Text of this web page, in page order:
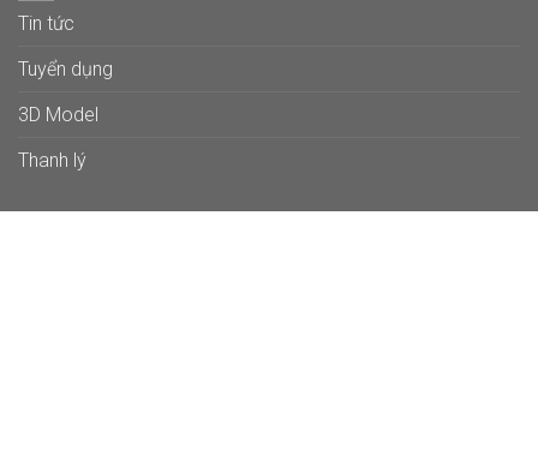
Tin tức
Tuyển dụng
3D Model
Thanh lý